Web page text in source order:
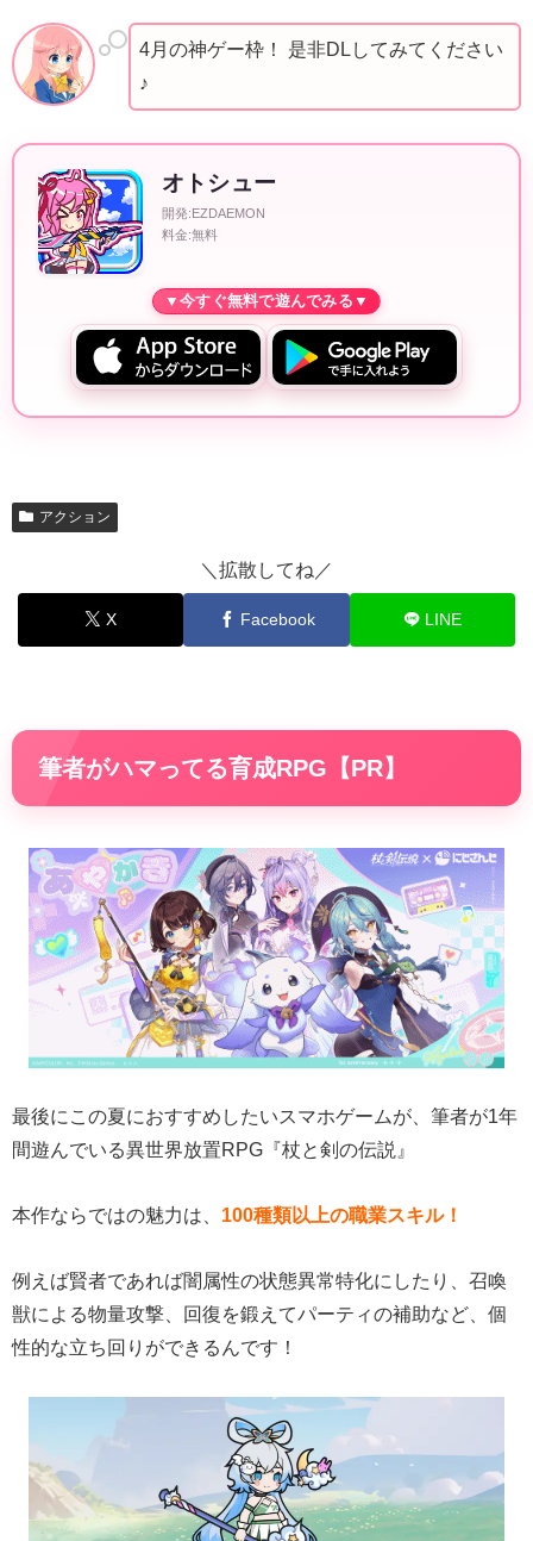
4月の神ゲー枠！ 是非DLしてみてください
♪
オトシュー
開発:EZDAEMON
料金:無料
アクション
＼拡散してね／
X Facebook LINE
筆者がハマってる育成RPG【PR】
最後にこの夏におすすめしたいスマホゲームが、筆者が1年
間遊んでいる異世界放置RPG『杖と剣の伝説』
本作ならではの魅力は、 100種類以上の職業スキル！
例えば賢者であれば闇属性の状態異常特化にしたり、召喚
獣による物量攻撃、回復を鍛えてパーティの補助など、個
性的な立ち回りができるんです！